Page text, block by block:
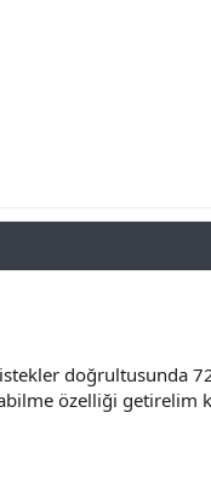
özelliği getirelim